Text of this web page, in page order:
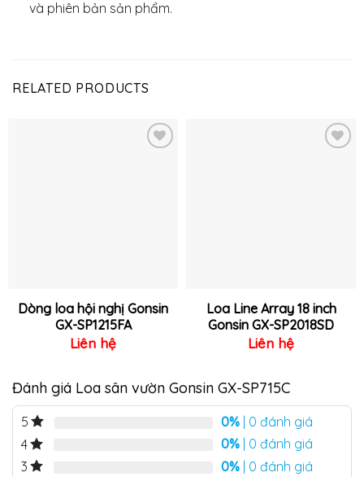
và phiên bản sản phẩm.
RELATED PRODUCTS
Dòng loa hội nghị Gonsin
GX-SP1215FA
Liên hệ
Loa Line Array 18 inch
Gonsin GX-SP2018SD
Liên hệ
Đánh giá Loa sân vườn Gonsin GX-SP715C
5 0% | 0 đánh giá
4
0% | 0 đánh giá
3
0% | 0 đánh giá